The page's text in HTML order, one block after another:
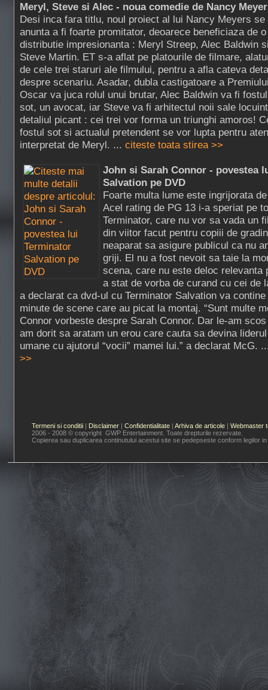
Meryl, Steve si Alec - noua comedie de Nancy
Desi inca fara titlu, noul proiect al lui Nancy Meyers se
anunta a fi foarte promitator, deoarece beneficiaza de o
distributie impresionanta : Meryl Streep, Alec Baldwin
Steve Martin. ET s-a aflat pe platourile de filmare,
de cele trei staruri ale filmului, pentru a afla cateva
despre scenariu. Asadar, dubla castigatoare a
Oscar va juca rolul unui brutar, Alec Baldwin va fi
sot, un avocat, iar Steve va fi arhitectul noii sale
detaliul picant : cei trei vor forma un triunghi amoros!
fostul sot si actualul pretendent se vor lupta pentru
interpretat de Meryl. ... citeste toata stirea >>
John si Sarah Connor - povestea
Salvation pe DVD
Foarte multa lume este ingrijorata
Acel rating de PG 13 i-a speriat pe
Terminator, care nu vor sa vada un
din viitor facut pentru copiii de
neaparat sa asigure publicul ca nu
griji. El nu a fost nevoit sa taie la
scena, care nu este deloc relevanta
a stat de vorba de curand cu cei de
a declarat ca dvd-ul cu Terminator Salvation va
minute de scene care au picat la montaj. “Sunt multe
Connor vorbeste despre Sarah Connor. Dar le-am
am dorit sa aratam un erou care cauta sa devina
umane cu ajutorul “vocii” mamei lui.” a declarat McG.
>>
Termeni si conditii | Disclaimer | Confidentialitate | Arhiva de articole | Webmaster
2006 - 2008 © copyright GWP Entertainment. Toate drepturile rezervate.
Copierea sau duplicarea continutului acestui site se pedepseste conform legilor